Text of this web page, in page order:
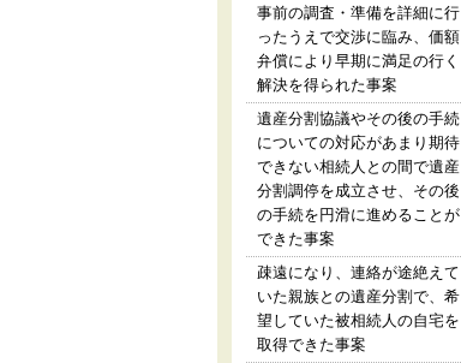
事前の調査・準備を詳細に行
ったうえで交渉に臨み、価額
弁償により早期に満足の行く
解決を得られた事案
遺産分割協議やその後の手続
についての対応があまり期待
できない相続人との間で遺産
分割調停を成立させ、その後
の手続を円滑に進めることが
できた事案
疎遠になり、連絡が途絶えて
いた親族との遺産分割で、希
望していた被相続人の自宅を
取得できた事案